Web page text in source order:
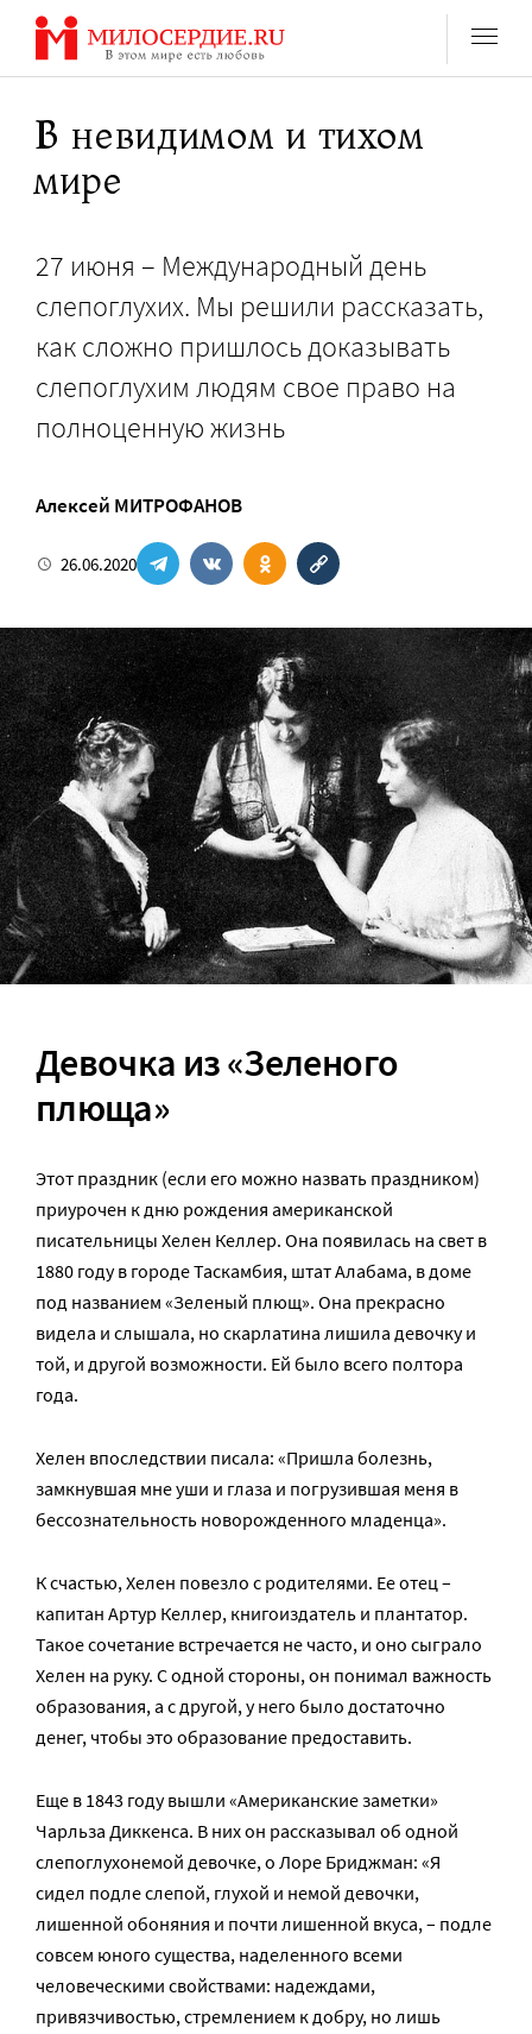
Перейти
содержанию
В невидимом и тихом
мире
27 июня – Международный день
слепоглухих. Мы решили рассказать,
как сложно пришлось доказывать
слепоглухим людям свое право на
полноценную жизнь
Алексей МИТРОФАНОВ
26.06.2020
Девочка из«Зеленого
плюща»
Этот праздник (если его можно назвать праздником)
приурочен к дню рождения американской
писательницы Хелен Келлер. Она появилась на свет в
1880 году в городе Таскамбия, штат Алабама, в доме
под названием «Зеленый плющ». Она прекрасно
видела и слышала, но скарлатина лишила девочку и
той, и другой возможности. Ей было всего полтора
года.
Хелен впоследствии писала: «Пришла болезнь,
замкнувшая мне уши и глаза и погрузившая меня в
бессознательность новорожденного младенца».
К счастью, Хелен повезло с родителями. Ее отец –
капитан Артур Келлер, книгоиздатель и плантатор.
Такое сочетание встречается не часто, и оно сыграло
Хелен на руку. С одной стороны, он понимал важность
образования, а с другой, у него было достаточно
денег, чтобы это образование предоставить.
Еще в 1843 году вышли «Американские заметки»
Чарльза Диккенса. В них он рассказывал об одной
слепоглухонемой девочке, о Лоре Бриджман: «Я
сидел подле слепой, глухой и немой девочки,
лишенной обоняния и почти лишенной вкуса, – подле
совсем юного существа, наделенного всеми
человеческими свойствами: надеждами,
привязчивостью, стремлением к добру, но лишь